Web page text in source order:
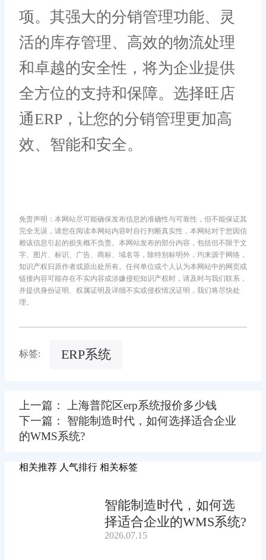
项。其强大的分销管理功能、灵
活的库存管理、高效的物流处理
和卓越的安全性，将为企业提供
全方位的支持和保障。选择旺店
通ERP，让您的分销管理更加高
效、智能和安全。
免责声明：本网站尽可能确保发布信息的准确性与可靠性，但不能保证其
完全无误，请您在阅读本网站内容时自行判断真实性，本网站对于您因信
赖该信息引起的损失概不负责。本网站发布的部分内容，包括但不限于文
字、图片、标识、广告、商标、域名等，除特别标明外，均来源于网络，
知识产权归原作者或原出处所有。任何单位或个人认为本网站中的网页或
链接内容可能存在不实内容或涉嫌侵犯知识产权时，请及时与我们联系，
并提供身份证明、权属证明及详细不实或侵权情况证明，我们将尽快处
理。
标签: ERP系统
上一篇： 上海普陀区erp系统报价多少钱
下一篇： 智能制造时代，如何选择适合企业
的WMS系统?
相关推荐 人气排行 相关标签
智能制造时代，如何选
择适合企业的WMS系统?
2026.07.15